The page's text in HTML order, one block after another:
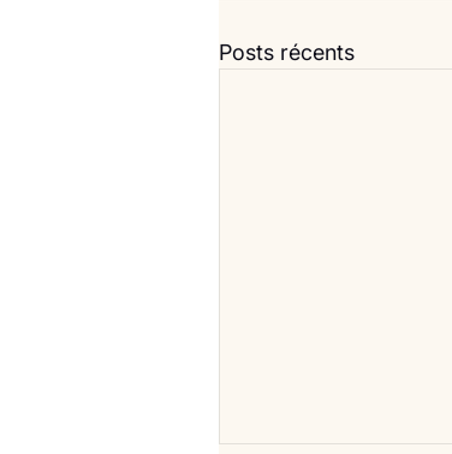
Posts récents